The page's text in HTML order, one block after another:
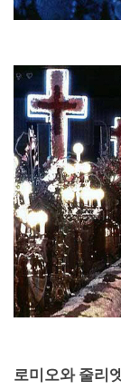
로미오와 줄리